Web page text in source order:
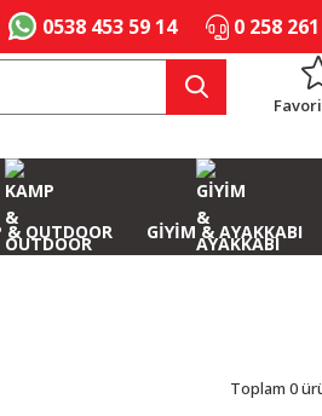
0538 453 59 14 0 258
& OUTDOOR GİYİM & AYAKKABI
Toplam 0